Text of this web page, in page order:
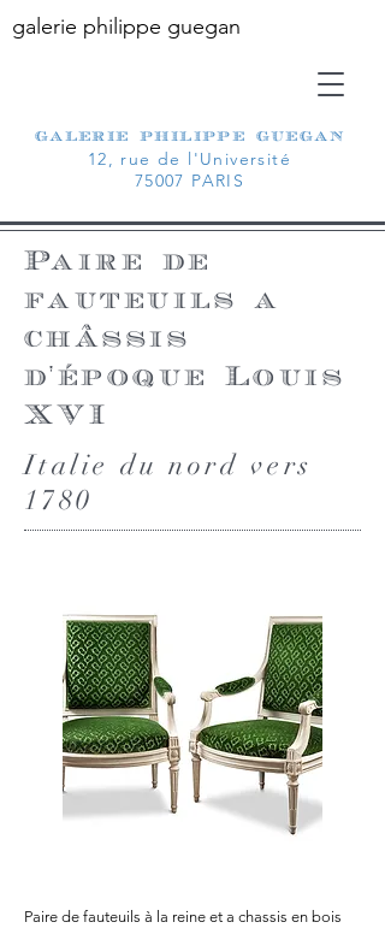
galerie philippe guegan
12, rue de l'Université
75007 PARIS
galerie philippe guegan
Paire de
fauteuils a
châssis
d'époque Louis
XVI
Italie du nord vers
1780
Paire de fauteuils à la reine et a chassis en bois